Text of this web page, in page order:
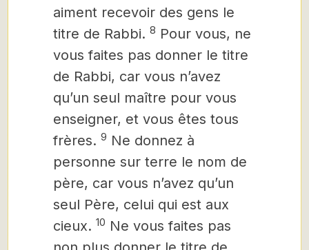
aiment recevoir des gens le
titre de Rabbi. 8 Pour vous, ne
vous faites pas donner le titre
de Rabbi, car vous n’avez
qu’un seul maître pour vous
enseigner, et vous êtes tous
frères. 9 Ne donnez à
personne sur terre le nom de
père, car vous n’avez qu’un
seul Père, celui qui est aux
cieux. 10 Ne vous faites pas